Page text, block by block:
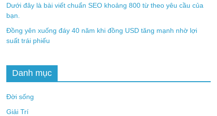
Dưới đây là bài viết chuẩn SEO khoảng 800 từ theo yêu cầu của
bạn.
Đồng yên xuống đáy 40 năm khi đồng USD tăng mạnh nhờ lợi
suất trái phiếu
Danh mục
Đời sống
Giải Trí